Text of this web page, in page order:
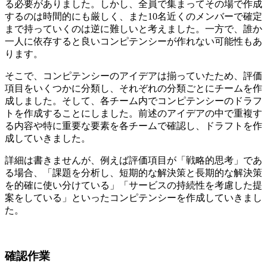
る必要がありました。しかし、全員で集まってその場で作成
するのは時間的にも厳しく、また10名近くのメンバーで確定
まで持っていくのは逆に難しいと考えました。一方で、誰か
一人に依存すると良いコンピテンシーが作れない可能性もあ
ります。
そこで、コンピテンシーのアイデアは揃っていたため、評価
項目をいくつかに分類し、それぞれの分類ごとにチームを作
成しました。そして、各チーム内でコンピテンシーのドラフ
トを作成することにしました。前述のアイデアの中で重複す
る内容や特に重要な要素を各チームで確認し、ドラフトを作
成していきました。
詳細は書きませんが、例えば評価項目が「戦略的思考」であ
る場合、「課題を分析し、短期的な解決策と長期的な解決策
を的確に使い分けている」「サービスの持続性を考慮した提
案をしている」といったコンピテンシーを作成していきまし
た。
確認作業